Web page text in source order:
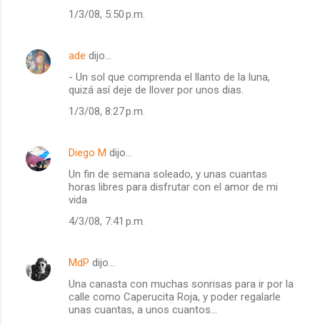
1/3/08, 5:50 p.m.
ade dijo…
- Un sol que comprenda el llanto de la luna,
quizá así deje de llover por unos dias.
1/3/08, 8:27 p.m.
Diego M dijo…
Un fin de semana soleado, y unas cuantas
horas libres para disfrutar con el amor de mi
vida
4/3/08, 7:41 p.m.
MdP dijo…
Una canasta con muchas sonrisas para ir por la
calle como Caperucita Roja, y poder regalarle
unas cuantas, a unos cuantos...